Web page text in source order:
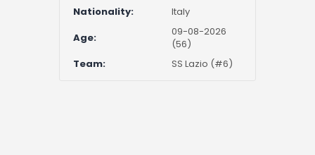
Nationality:
Italy
Age:
09-08-2026
(56)
Team:
SS Lazio (#6)